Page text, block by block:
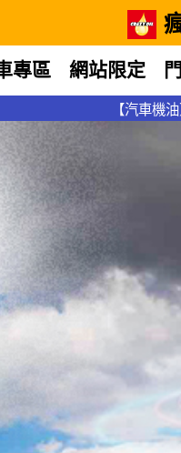
【汽車機
專區 網站限定
LIFE 0W-20 合成機油